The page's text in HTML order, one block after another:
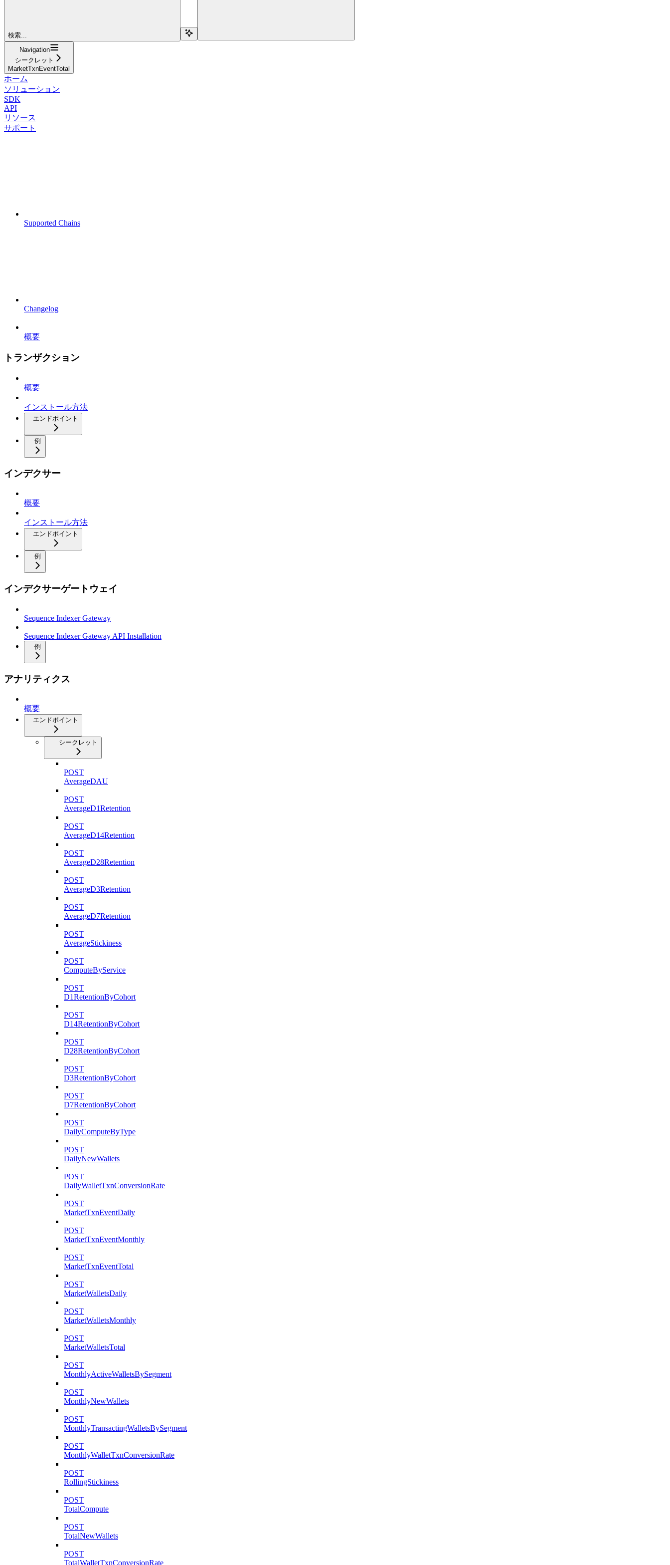
検索...
Navigation
シークレット
MarketTxnEventTotal
ホーム
ソリューション
SDK
API
リソース
サポート
Supported Chains
Changelog
概要
トランザクション
概要
インストール方法
エンドポイント
例
インデクサー
概要
インストール方法
エンドポイント
例
インデクサーゲートウェイ
Sequence Indexer Gateway
Sequence Indexer Gateway API Installation
例
アナリティクス
概要
エンドポイント
シークレット
POST
AverageDAU
POST
AverageD1Retention
POST
AverageD14Retention
POST
AverageD28Retention
POST
AverageD3Retention
POST
AverageD7Retention
POST
AverageStickiness
POST
ComputeByService
POST
D1RetentionByCohort
POST
D14RetentionByCohort
POST
D28RetentionByCohort
POST
D3RetentionByCohort
POST
D7RetentionByCohort
POST
DailyComputeByType
POST
DailyNewWallets
POST
DailyWalletTxnConversionRate
POST
MarketTxnEventDaily
POST
MarketTxnEventMonthly
POST
MarketTxnEventTotal
POST
MarketWalletsDaily
POST
MarketWalletsMonthly
POST
MarketWalletsTotal
POST
MonthlyActiveWalletsBySegment
POST
MonthlyNewWallets
POST
MonthlyTransactingWalletsBySegment
POST
MonthlyWalletTxnConversionRate
POST
RollingStickiness
POST
TotalCompute
POST
TotalNewWallets
POST
TotalWalletTxnConversionRate